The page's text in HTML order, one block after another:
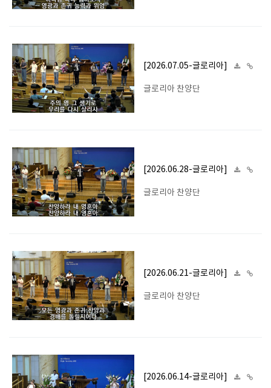
[2026.07.05-글로리아]
글로리아 찬양단
[2026.06.28-글로리아]
글로리아 찬양단
[2026.06.21-글로리아]
글로리아 찬양단
[2026.06.14-글로리아]